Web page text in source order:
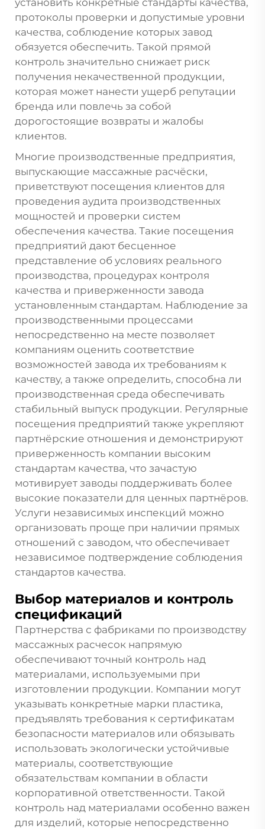
протоколы проверки и допустимые уровни
качества, соблюдение которых завод
обязуется обеспечить. Такой прямой
контроль значительно снижает риск
получения некачественной продукции,
которая может нанести ущерб репутации
бренда или повлечь за собой
дорогостоящие возвраты и жалобы
клиентов.
Многие производственные предприятия,
выпускающие массажные расчёски,
приветствуют посещения клиентов для
проведения аудита производственных
мощностей и проверки систем
обеспечения качества. Такие посещения
предприятий дают бесценное
представление об условиях реального
производства, процедурах контроля
качества и приверженности завода
установленным стандартам. Наблюдение за
производственными процессами
непосредственно на месте позволяет
компаниям оценить соответствие
возможностей завода их требованиям к
качеству, а также определить, способна ли
производственная среда обеспечивать
стабильный выпуск продукции. Регулярные
посещения предприятий также укрепляют
партнёрские отношения и демонстрируют
приверженность компании высоким
стандартам качества, что зачастую
мотивирует заводы поддерживать более
высокие показатели для ценных партнёров.
Услуги независимых инспекций можно
организовать проще при наличии прямых
отношений с заводом, что обеспечивает
независимое подтверждение соблюдения
стандартов качества.
Выбор материалов и контроль
спецификаций
Партнерства с фабриками по производству
массажных расчесок напрямую
обеспечивают точный контроль над
материалами, используемыми при
изготовлении продукции. Компании могут
указывать конкретные марки пластика,
предъявлять требования к сертификатам
безопасности материалов или обязывать
использовать экологически устойчивые
материалы, соответствующие
обязательствам компании в области
корпоративной ответственности. Такой
контроль над материалами особенно важен
для изделий, которые непосредственно